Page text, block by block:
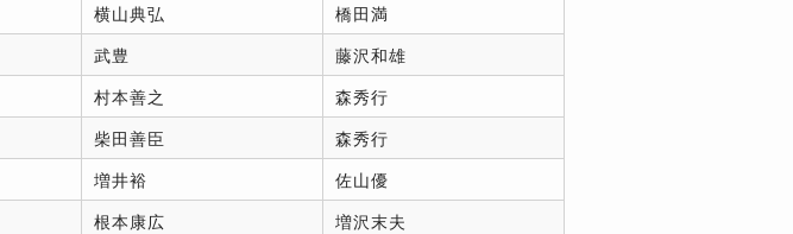
横山典弘
橋田満
武豊
藤沢和雄
村本善之
森秀行
柴田善臣
森秀行
増井裕
佐山優
根本康広
増沢末夫